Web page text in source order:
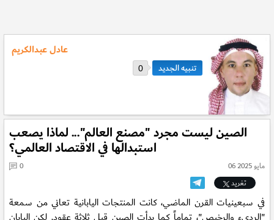
عادل عبدالكريم
0
الصين ليست مجرد "مصنع العالم"... لماذا يصعب
استبدالها في الاقتصاد العالمي؟
06 مايو 2025
0
تغريد
في سبعينيات القرن الماضي، كانت المنتجات اليابانية تعاني من سمعة